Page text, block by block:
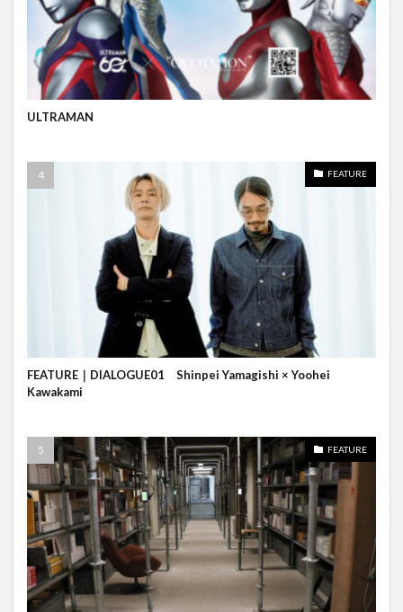
ULTRAMAN
FEATURE
FEATURE｜DIALOGUE01 Shinpei Yamagishi × Yoohei
Kawakami
FEATURE